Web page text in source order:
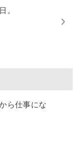
。
ら仕事にな